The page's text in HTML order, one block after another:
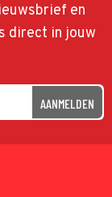
en
direct in jouw
AANMELDEN